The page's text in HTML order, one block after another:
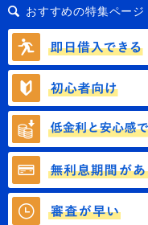
おすすめの特集ページ